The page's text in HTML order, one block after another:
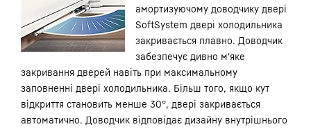
амортизуючому доводчику двері
SoftSystem двері холодильника
закривається плавно. Доводчик
забезпечує дивно м'яке
закривання дверей навіть при максимальному
заповненні двері холодильника. Більш того, якщо кут
відкриття становить менше 30°, двері закривається
автоматично. Доводчик відповідає дизайну внутрішнього